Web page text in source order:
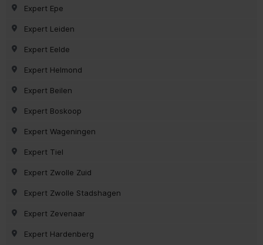
Expert Epe
Expert Leiden
Expert Eelde
Expert Helmond
Expert Beilen
Expert Boskoop
Expert Wageningen
Expert Tiel
Expert Zwolle Zuid
Expert Zwolle Stadshagen
Expert Zevenaar
Expert Hardenberg